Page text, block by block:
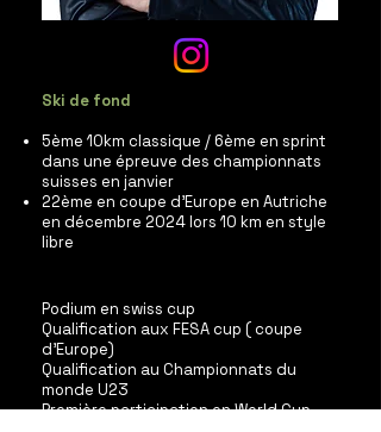
Ski de fond
5ème 10km classique / 6ème en sprint
dans une épreuve des championnats
suisses en janvier
22ème en coupe d’Europe en Autriche
en décembre 2024 lors 10 km en style
libre
Podium en swiss cup
Qualification aux FESA cup ( coupe
d'Europe)
Qualification au Championnats du
monde U23
Première participation en World Cup.